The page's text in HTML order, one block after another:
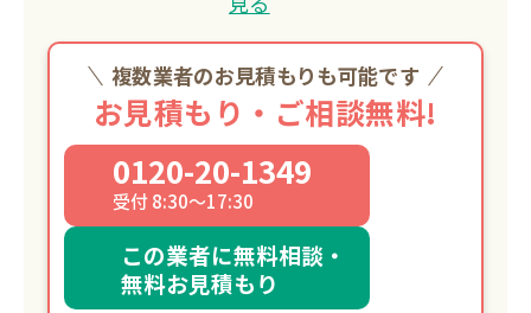
複数業者のお見積もりも可能です
お見積もり・ご相談無料!
0120-20-1349
受付 8:30～17:30
この業者に無料相談・
無料お見積もり